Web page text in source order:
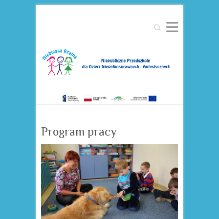
Search
Program pracy